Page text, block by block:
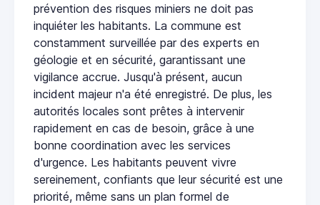
prévention des risques miniers ne doit pas
inquiéter les habitants. La commune est
constamment surveillée par des experts en
géologie et en sécurité, garantissant une
vigilance accrue. Jusqu'à présent, aucun
incident majeur n'a été enregistré. De plus, les
autorités locales sont prêtes à intervenir
rapidement en cas de besoin, grâce à une
bonne coordination avec les services
d'urgence. Les habitants peuvent vivre
sereinement, confiants que leur sécurité est une
priorité, même sans un plan formel de